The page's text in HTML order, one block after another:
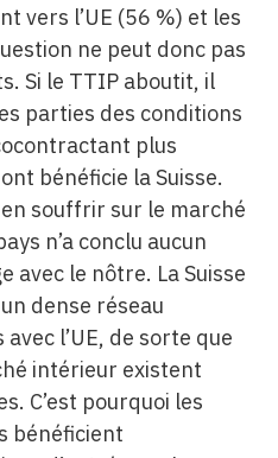
vers l’UE (56 %) et les
ne peut donc pas
Si le TTIP aboutit, il
parties des conditions
plus
bénéficie la Suisse.
souffrir sur le marché
n’a conclu aucun
avec le nôtre. La Suisse
dense réseau
l’UE, de sorte que
intérieur existent
C’est pourquoi les
bénéficient